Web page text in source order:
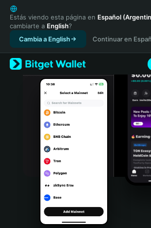
English
日本語
Tiếng Việt
Русский
Español (Latinoamérica)
Türkçe
Italiano
Português (Portugal)
Bahasa Indonesia
Português (Brasil)
Español (Argentina)
Estás viendo esta página en Español
cambiarte a English?
Cambia a English
Continuar en